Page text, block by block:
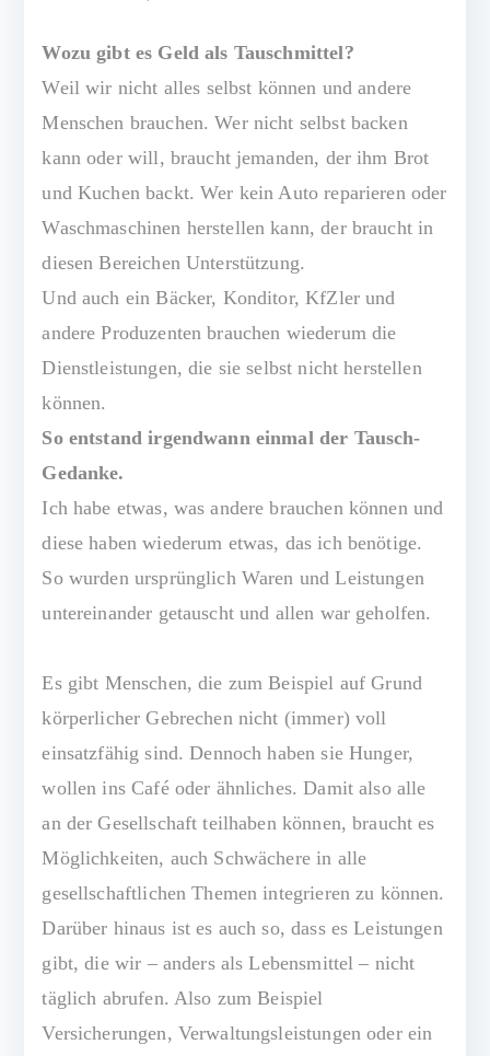
Wozu gibt es Geld als Tauschmittel?
Weil wir nicht alles selbst können und andere
Menschen brauchen. Wer nicht selbst backen
kann oder will, braucht jemanden, der ihm Brot
und Kuchen backt. Wer kein Auto reparieren oder
Waschmaschinen herstellen kann, der braucht in
diesen Bereichen Unterstützung.
Und auch ein Bäcker, Konditor, KfZler und
andere Produzenten brauchen wiederum die
Dienstleistungen, die sie selbst nicht herstellen
können.
So entstand irgendwann einmal der Tausch-
Gedanke.
Ich habe etwas, was andere brauchen können und
diese haben wiederum etwas, das ich benötige.
So wurden ursprünglich Waren und Leistungen
untereinander getauscht und allen war geholfen.
Es gibt Menschen, die zum Beispiel auf Grund
körperlicher Gebrechen nicht (immer) voll
einsatzfähig sind. Dennoch haben sie Hunger,
wollen ins Café oder ähnliches. Damit also alle
an der Gesellschaft teilhaben können, braucht es
Möglichkeiten, auch Schwächere in alle
gesellschaftlichen Themen integrieren zu können.
Darüber hinaus ist es auch so, dass es Leistungen
gibt, die wir – anders als Lebensmittel – nicht
täglich abrufen. Also zum Beispiel
Versicherungen, Verwaltungsleistungen oder ein